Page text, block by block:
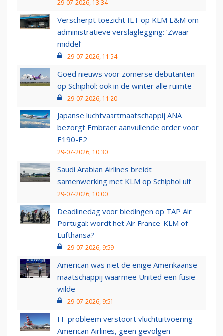
29-07-2026, 13:34
Verscherpt toezicht ILT op KLM E&M om
administratieve verslaglegging: ‘Zwaar
middel’
29-07-2026, 11:54
Goed nieuws voor zomerse debutanten
op Schiphol: ook in de winter alle ruimte
29-07-2026, 11:20
Japanse luchtvaartmaatschappij ANA
bezorgt Embraer aanvullende order voor
E190-E2
29-07-2026, 10:30
Saudi Arabian Airlines breidt
samenwerking met KLM op Schiphol uit
29-07-2026, 10:00
Deadlinedag voor biedingen op TAP Air
Portugal: wordt het Air France-KLM of
Lufthansa?
29-07-2026, 9:59
American was niet de enige Amerikaanse
maatschappij waarmee United een fusie
wilde
29-07-2026, 9:51
IT-probleem verstoort vluchtuitvoering
American Airlines, geen gevolgen